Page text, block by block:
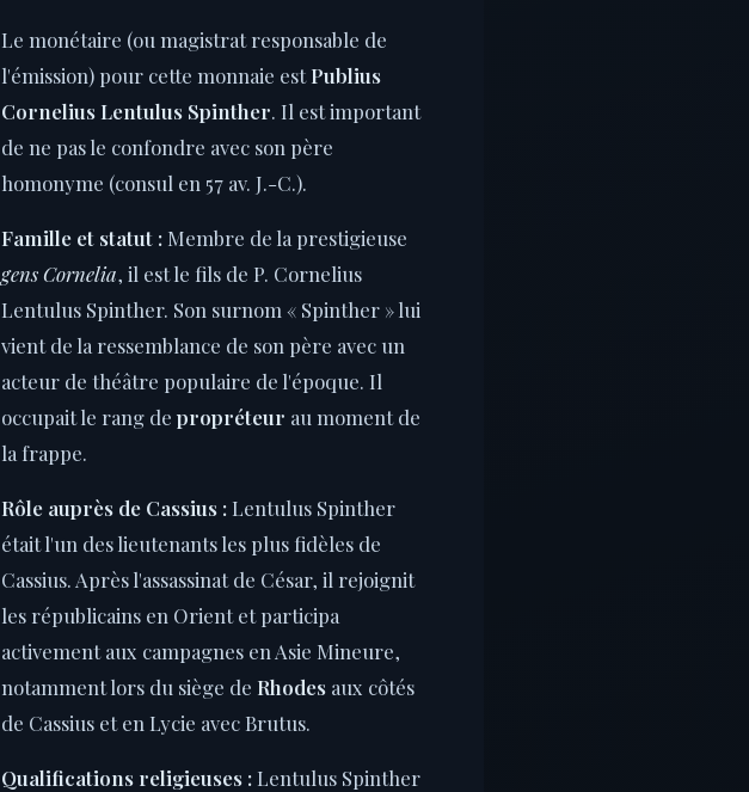
Le monétaire (ou magistrat responsable de
l'émission) pour cette monnaie estPublius
Cornelius Lentulus Spinther. Il est important
de ne pas le confondre avec son père
homonyme (consul en 57 av. J.-C.).
Famille et statut : Membre de la prestigieuse
gens Cornelia, il est le fils de P. Cornelius
Lentulus Spinther. Son surnom « Spinther » lui
vient de la ressemblance de son père avec un
acteur de théâtre populaire de l'époque. Il
occupait le rang de propréteur au moment de
la frappe.
Rôle auprès de Cassius : Lentulus Spinther
était l'un des lieutenants les plus fidèles de
Cassius. Après l'assassinat de César, il rejoignit
les républicains en Orient et participa
activement aux campagnes en Asie Mineure,
notamment lors du siège de Rhodes aux côtés
de Cassius et en Lycie avec Brutus.
Qualifications religieuses : Lentulus Spinther